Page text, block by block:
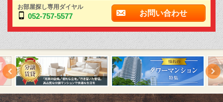
お部屋探し専用ダイヤル
052-757-5577 お問い合わせ